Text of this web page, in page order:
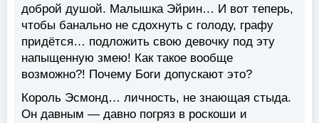
доброй душой. Малышка Эйрин… И вот теперь,
чтобы банально не сдохнуть с голоду, графу
придётся… подложить свою девочку под эту
напыщенную змею! Как такое вообще
возможно?! Почему Боги допускают это?
Король Эсмонд… личность, не знающая стыда.
Он давным — давно погряз в роскоши и